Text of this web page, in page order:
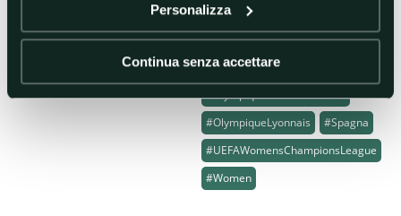
Personalizza
Continua senza accettare
#BarcelonaWomen
#ChampionsLeagueFemminile
#Europe
#Francia
#OlympiqueLioneFemminile
#OlympiqueLyonnais
#Spagna
#UEFAWomensChampionsLeague
#Women